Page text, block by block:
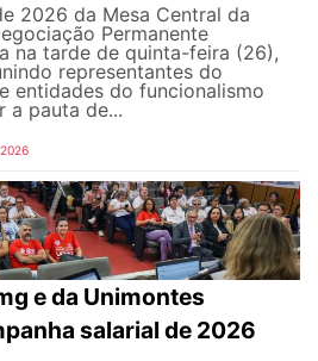
2026 da Mesa Central da
Permanente
na tarde de quinta-feira (26),
representantes do
entidades do funcionalismo
a pauta de...
e da Unimontes
salarial de 2026